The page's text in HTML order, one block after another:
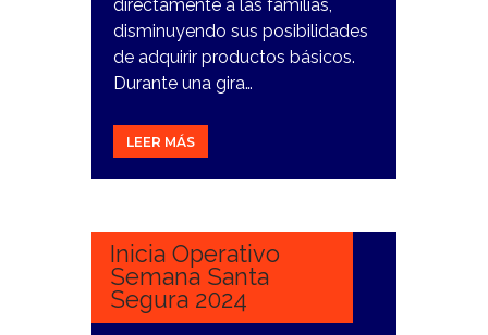
directamente a las familias,
disminuyendo sus posibilidades
de adquirir productos básicos.
Durante una gira…
LEER MÁS
21
Inicia Operativo
Semana Santa
Segura 2024